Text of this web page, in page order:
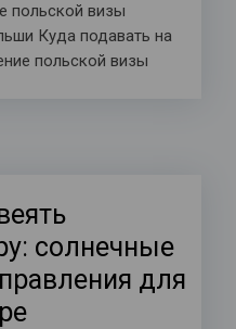
польской визы
Куда подавать на
польской визы
солнечные
для